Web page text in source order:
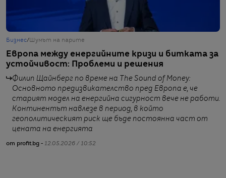
Бизнес/Шумът на парите
Европа между енергийните кризи и битката за
устойчивост: Проблеми и решения
Филип Щайнберг по време на The Sound of Money:
Основното предизвикателство пред Европа е, че
старият модел на енергийна сигурност вече не работи.
Континентът навлезе в период, в който
геополитическият риск ще бъде постоянна част от
цената на енергията
от profit.bg - 12.05.2026 / 10:52